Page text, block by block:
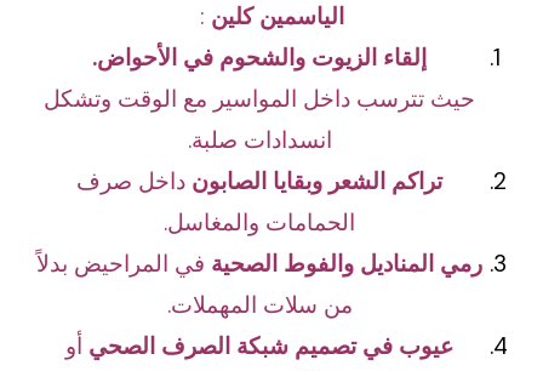
الياسمين كلين :
إلقاء الزيوت والشحوم في الأحواض.
حيث تترسب داخل المواسير مع الوقت وتشكل
انسدادات صلبة.
تراكم الشعر وبقايا الصابون داخل صرف
الحمامات والمغاسل.
رمي المناديل والفوط الصحية في المراحيض بدلاً
من سلات المهملات.
عيوب في تصميم شبكة الصرف الصحي أو